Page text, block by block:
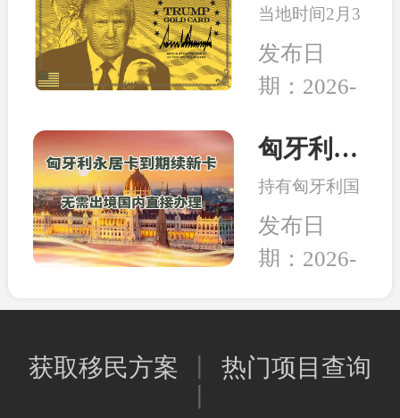
论是为了孩子
的教育、家人
的养老，还是
出行的自由，
和未来多一层
保障，移民身
是一种工具，
能为我所用，
工具。
当地时间2月3
日，美国多家
组织和团体正
式将一纸诉状
联邦法院，起
强推的“金
卡”计划。当
前建议先行观
望，等待政策
观点是，在移
发布日
期：2026-
匈牙利永居卡到期续签服务：全程国内办理，直接换发10年新卡
持有匈牙利国
债永居卡的家
人们有福啦！
永居卡到期换
续，可以继续
理，不用登陆
发布日
期：2026-
获取移民方案
热门项目查询